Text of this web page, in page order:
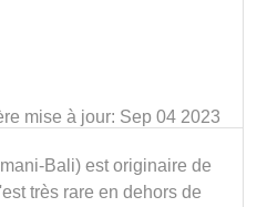
mise à jour: Sep 04 2023
Bali) est originaire de
très rare en dehors de